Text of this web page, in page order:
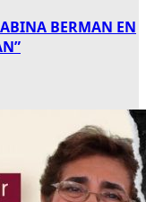
BERMAN EN